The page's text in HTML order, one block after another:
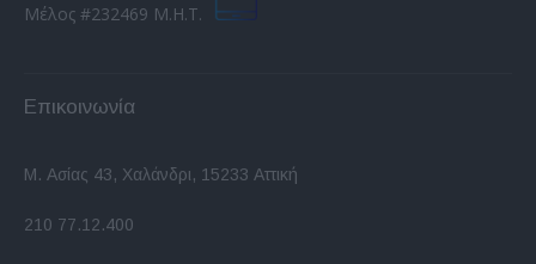
Μέλος #232469 Μ.Η.Τ.
Επικοινωνία
Μ. Ασίας 43, Χαλάνδρι, 15233 Αττική
210 77.12.400